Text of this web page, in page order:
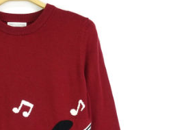
上)免運費
上)免運費